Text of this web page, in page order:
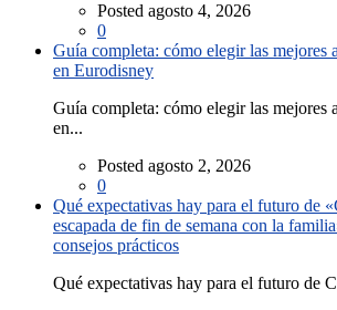
Posted agosto 4, 2026
0
Guía completa: cómo elegir las mejores
en Eurodisney
Guía completa: cómo elegir las mejores
en...
Posted agosto 2, 2026
0
Qué expectativas hay para el futuro de
escapada de fin de semana con la
consejos prácticos
Qué expectativas hay para el futuro de